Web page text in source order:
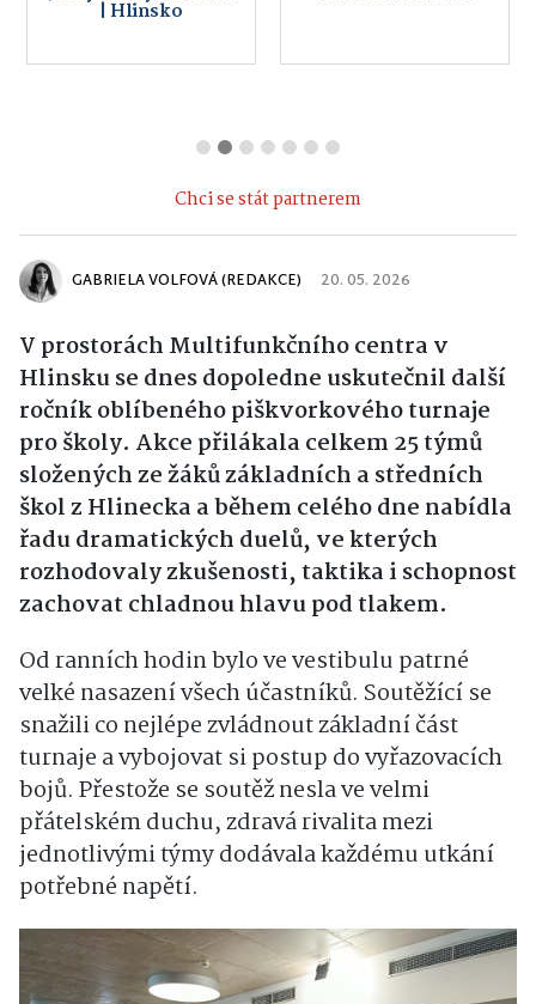
| Hlinsko
Chci se stát partnerem
GABRIELA VOLFOVÁ (REDAKCE) 20. 05. 2026
V prostorách Multifunkčního centra v
Hlinskuse dnes dopoledne uskutečnil další
ročník oblíbeného piškvorkového turnaje
pro školy. Akce přilákala celkem 25 týmů
složených ze žáků základních a středních
škol z Hlinecka a během celého dne nabídla
řadu dramatických duelů, ve kterých
rozhodovaly zkušenosti, taktika i schopnost
zachovat chladnou hlavu pod tlakem.
Od ranních hodin bylo ve vestibulu patrné
velké nasazení všech účastníků. Soutěžící se
snažili co nejlépe zvládnout základní část
turnaje a vybojovat si postup do vyřazovacích
bojů. Přestože se soutěž nesla ve velmi
přátelském duchu, zdravá rivalita mezi
jednotlivými týmy dodávala každému utkání
potřebné napětí.